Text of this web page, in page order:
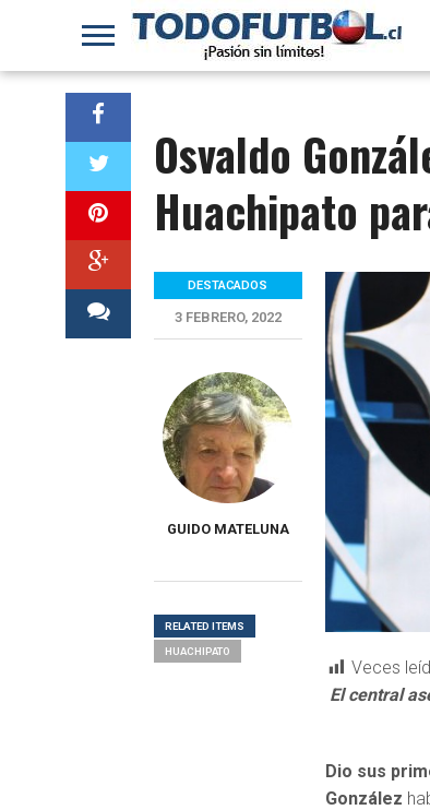
Osvaldo
Huachipato
Veces
El central
Dio sus
González
DESTACADOS
3 FEBRERO, 2022
GUIDO MATELUNA
RELATED ITEMS
HUACHIPATO